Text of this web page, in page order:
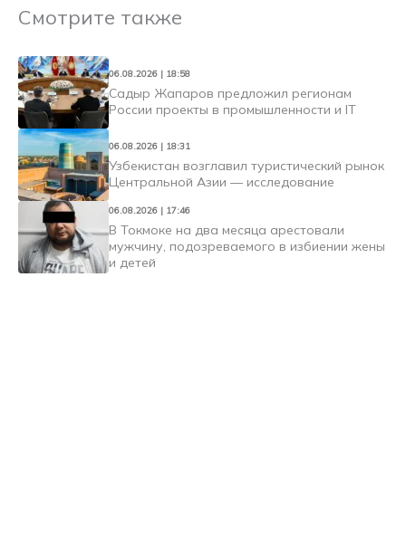
Смотрите также
06.08.2026 | 18:58
Садыр Жапаров предложил регионам
России проекты в промышленности и IT
06.08.2026 | 18:31
Узбекистан возглавил туристический рынок
Центральной Азии — исследование
06.08.2026 | 17:46
В Токмоке на два месяца арестовали
мужчину, подозреваемого в избиении жены
и детей